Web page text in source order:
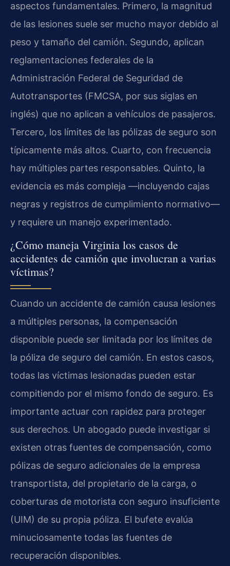
aspectos fundamentales. Primero, la magnitud
de las lesiones suele ser mucho mayor debido al
peso y tamaño del camión. Segundo, aplican
reglamentaciones federales de la
Administración Federal de Seguridad de
Autotransportes (FMCSA, por sus siglas en
inglés) que no aplican a vehículos de pasajeros.
Tercero, los límites de las pólizas de seguro son
típicamente más altos. Cuarto, con frecuencia
hay múltiples partes responsables. Quinto, la
evidencia es más compleja —incluyendo cajas
negras y registros de cumplimiento normativo—
y requiere un manejo experimentado.
¿Cómo maneja Virginia los casos de
accidentes de camión que involucran a varias
víctimas?
Cuando un accidente de camión causa lesiones
a múltiples personas, la compensación
disponible puede ser limitada por los límites de
la póliza de seguro del camión. En estos casos,
todas las víctimas lesionadas pueden estar
compitiendo por el mismo fondo de seguro. Es
importante actuar con rapidez para proteger
sus derechos. Un abogado puede investigar si
existen otras fuentes de compensación, como
pólizas de seguro adicionales de la empresa
transportista, del propietario de la carga, o
coberturas de motorista con seguro insuficiente
(UIM) de su propia póliza. El bufete evalúa
minuciosamente todas las fuentes de
recuperación disponibles.